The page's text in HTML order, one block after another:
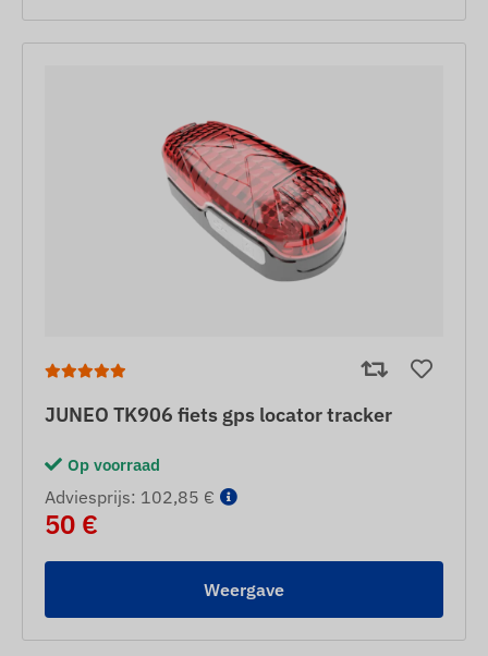
JUNEO TK906 fiets gps locator tracker
Op voorraad
Adviesprijs: 102,85 €
50 €
Weergave